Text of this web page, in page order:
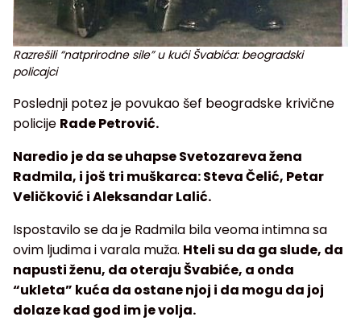
Razrešili “natprirodne sile” u kući Švabića: beogradski
policajci
Poslednji potez je povukao šef beogradske krivične
policije Rade Petrović.
Naredio je da se uhapse Svetozareva žena
Radmila, i još tri muškarca: Steva Čelić, Petar
Veličković i Aleksandar Lalić.
Ispostavilo se da je Radmila bila veoma intimna sa
ovim ljudima i varala muža. Hteli su da ga slude, da
napusti ženu, da oteraju Švabiće, a onda
“ukleta” kuća da ostane njoj i da mogu da joj
dolaze kad god im je volja.